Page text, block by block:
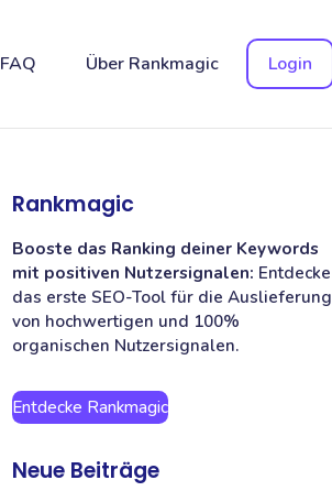
FAQ Über Rankmagic Login
Rankmagic
Booste das Ranking deiner Keywords
mit positiven Nutzersignalen: Entdecke
das erste SEO-Tool für die Auslieferung
von hochwertigen und 100%
organischen Nutzersignalen.
Entdecke Rankmagic
Neue Beiträge